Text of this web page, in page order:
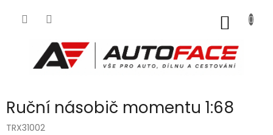
Ruční násobič momentu 1:68
TRX31002